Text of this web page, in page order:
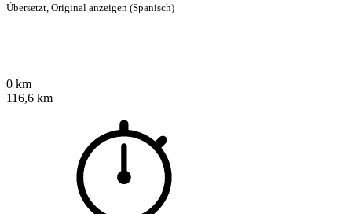
Übersetzt, Original anzeigen (Spanisch)
0 km
116,6 km